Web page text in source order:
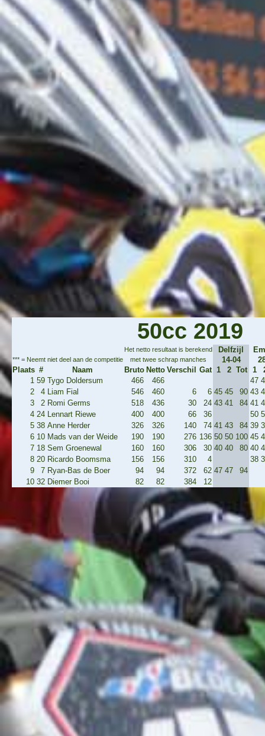
50cc 2019
Het netto resultaat is berekend Delfzijl
*** = Neemt niet deel aan de competitie met twee schrap manches 14-04
Plaats # Naam Bruto Netto Verschil Gat 1 2 Tot 1
1 59 Tygo Doldersum 466 466 47
2
4 Liam Fial 546 460 6 6 45 45 90 43
3
2 Romi Germs 518 436 30 24 43 41 84 41
4 24 Lennart Riewe 400 400 66 36 50
5 38 Anne Herder 326 326 140 74 41 43 84 39
6 10 Mads van der Weide 190 190 276 136 50 50 100 45
7 18 Sem Groenewal 160 160 306 30 40 40 80 40
8 20 Ricardo Boomsma 156 156 310 4 38
9
7 Ryan-Bas de Boer 94 94 372 62 47 47
94
10 32 Diemer Booi 82 82 384 12